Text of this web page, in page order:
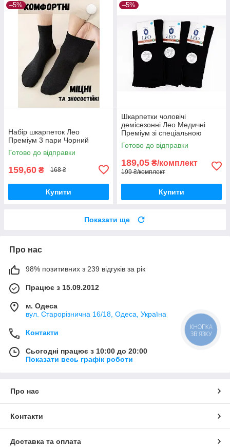
–5%
Набір шкарпеток Лео
Преміум 3 пари Чорний
Готово до відправки
159,60 ₴ 168 ₴
Купити
–5%
Шкарпетки чоловічі
демісезонні Лео Медичні
Преміум зі спеціальною
гумкою для набряклих ніг
чорні 3 пари
Готово до відправки
189,05 ₴/комплект
199 ₴/комплект
Купити
Показати ще
Про нас
98% позитивних з 239 відгуків за рік
Працює з 15.09.2012
м. Одеса
вул. Старорізнична 16/18, Одеса, Україна
Контакти
Сьогодні працює з 10:00 до 20:00
Показати весь графік роботи
Про нас
Контакти
Доставка та оплата
КНОПКА
ЗВ'ЯЗКУ